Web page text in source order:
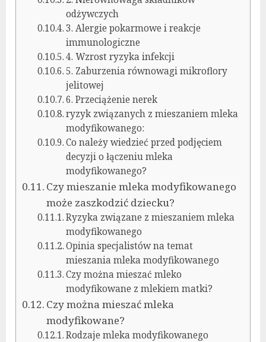
odżywczych
3. Alergie pokarmowe i reakcje
immunologiczne
4. Wzrost ryzyka infekcji
5. Zaburzenia równowagi mikroflory
jelitowej
6. Przeciążenie nerek
ryzyk związanych z mieszaniem mleka
modyfikowanego:
Co należy wiedzieć przed podjęciem
decyzji o łączeniu mleka
modyfikowanego?
Czy mieszanie mleka modyfikowanego
może zaszkodzić dziecku?
Ryzyka związane z mieszaniem mleka
modyfikowanego
Opinia specjalistów na temat
mieszania mleka modyfikowanego
Czy można mieszać mleko
modyfikowane z mlekiem matki?
Czy można mieszać mleka
modyfikowane?
Rodzaje mleka modyfikowanego